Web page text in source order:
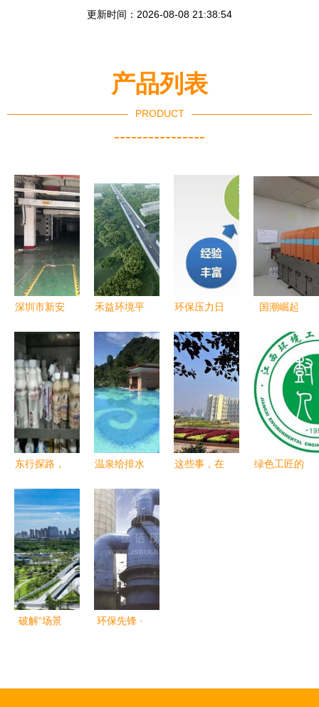
更新时间：2026-08-08 21:38:54
产品列表
PRODUCT
----------------
深圳市新安
测鉴定报告
授权办理指
南——环境
工程视角下
的合规路径
禾益环境平
启动 绿色
智造新引
擎，携手共
创美好未来
环保压力日
工单位如何
妥善处理建
筑垃圾
国潮崛起
膺2019中
国建筑陶瓷
十大健康环
保品牌及十
大工程优选
品牌，践行
东行探路，
——食品与
环境工程学
部暑期社会
实践纪实
温泉给排水
工程的力量
与美学
这些事，在
绿色工匠的
破解“场景
环保先锋 ·